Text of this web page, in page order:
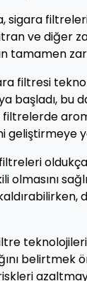
sigara
ve diğer
tamamen
filtresi
başladı, bu
filtrelerde
geliştirmeye
olmasını
belirtmek